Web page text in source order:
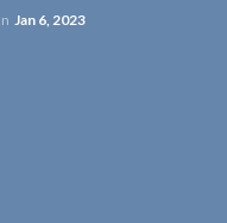
Jan 6, 2023